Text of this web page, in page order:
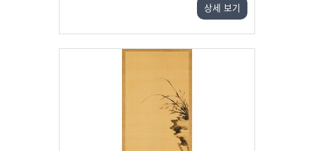
상세 보기